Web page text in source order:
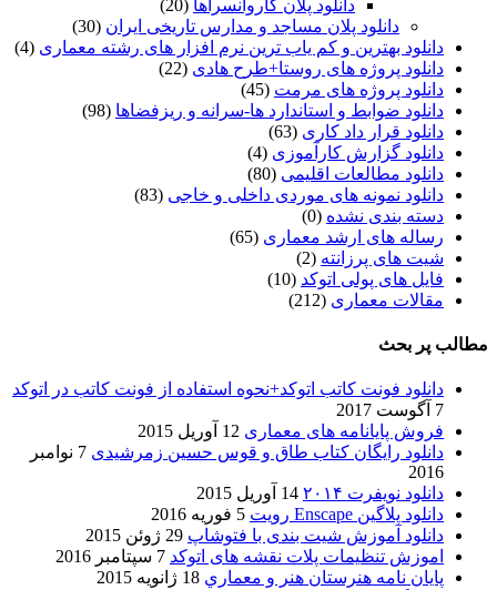
دانلود پلان کاروانسراها (20)
دانلود پلان مساجد و مدارس تاریخی ایران (30)
دانلود بهترین و کم یاب ترین نرم افزار های رشته معماری (4)
دانلود پروژه های روستا+طرح هادی (22)
دانلود پروژه های مرمت (45)
دانلود ضوابط و استاندارد ها-سرانه و ریزفضاها (98)
دانلود قرار داد کاری (63)
دانلود گزارش کارآموزی (4)
دانلود مطالعات اقلیمی (80)
دانلود نمونه های موردی داخلی و خاجی (83)
دسته بندی نشده (0)
رساله های ارشد معماری (65)
شیت های پرزانته (2)
فایل های پولی اتوکد (10)
مقالات معماری (212)
مطالب پر بحث
دانلود فونت کاتب اتوکد+نحوه استفاده از فونت کاتب در اتوکد
7 آگوست 2017
فروش پایانامه های معماری 12 آوریل 2015
دانلود رایگان کتاب طاق و قوس حسین زمرشیدی
7 نوامبر
2016
دانلود نویفرت ۲۰۱۴
14 آوریل 2015
دانلود پلاگین Enscape رویت
5 فوریه 2016
دانلود آموزش شیت بندی با فتوشاپ 29 ژوئن 2015
اموزش تنظیمات پلات نقشه های اتوکد 7 سپتامبر 2016
پایان نامه هنرستان هنر و معماري 18 ژانویه 2015